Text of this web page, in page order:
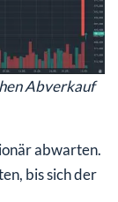
Abverkauf
abwarten.
bis sich der